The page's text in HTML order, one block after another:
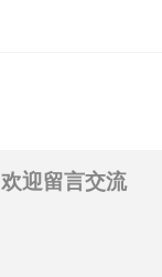
欢迎留言交流